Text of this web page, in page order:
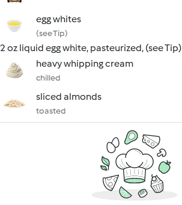
egg whites
(see Tip)
2 oz liquid egg white, pasteurized, (see Tip)
heavy whipping cream
chilled
sliced almonds
toasted